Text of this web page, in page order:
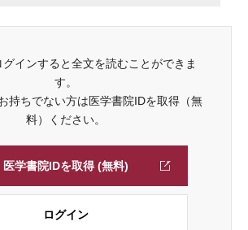
グインすると全文を読むことができま
す。
持ちでない方は医学書院IDを取得（無
料）ください。
医学書院IDを取得 (無料)
ログイン